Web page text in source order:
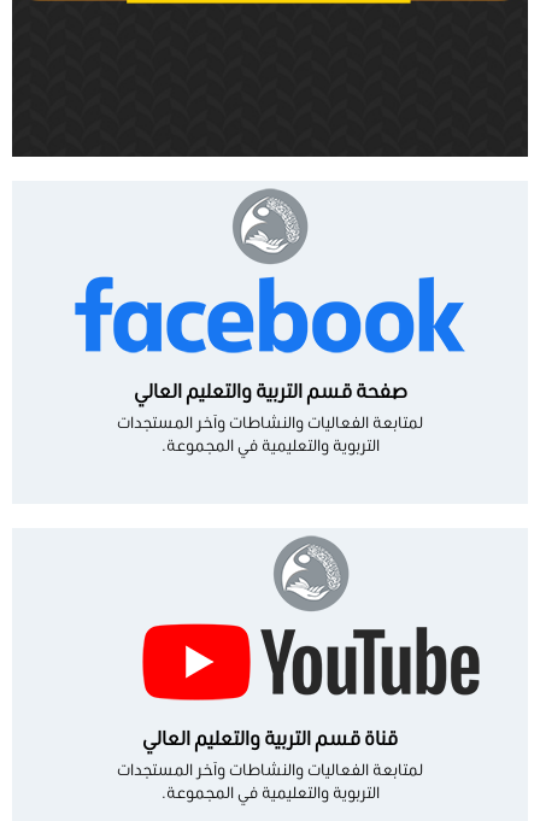
صفحة قسم التربية والتعليم العالي
لمتابعة الفعاليات والنشاطات وآخر المستجدات
التربوية والتعليمية في المجموعة.
قناة قسم التربية والتعليم العالي
لمتابعة الفعاليات والنشاطات وآخر المستجدات
التربوية والتعليمية في المجموعة.